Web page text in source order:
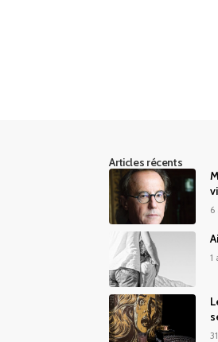
Articles récents
6
1